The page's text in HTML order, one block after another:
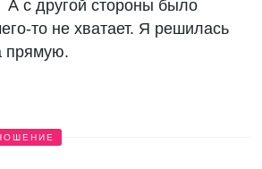
А с другой стороны было
то не хватает. Я решилась
прямую.